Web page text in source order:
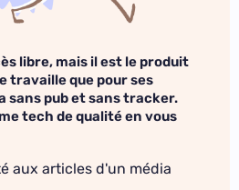
libre, mais il est le produit
travaille que pour ses
sans pub et sans tracker.
tech de qualité en vous
aux articles d'un média